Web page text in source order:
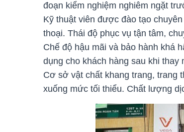
đoạn kiểm nghiệm nghiêm ngặt
Kỹ thuật viên được đào tạo
thoại. Thái độ phục vụ tận tâm,
Chế độ hậu mãi và bảo hành khá
dụng cho khách hàng sau khi thay
Cơ sở vật chất khang trang, trang
xuống mức tối thiểu. Chất lượng